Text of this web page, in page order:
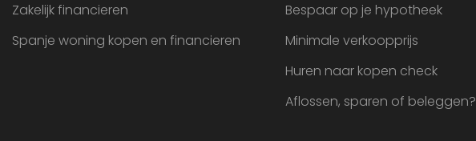
Zakelijk financieren
Spanje woning kopen en financieren
Bespaar op je hypotheek
Minimale verkoopprijs
Huren naar kopen check
Aflossen, sparen of beleggen?